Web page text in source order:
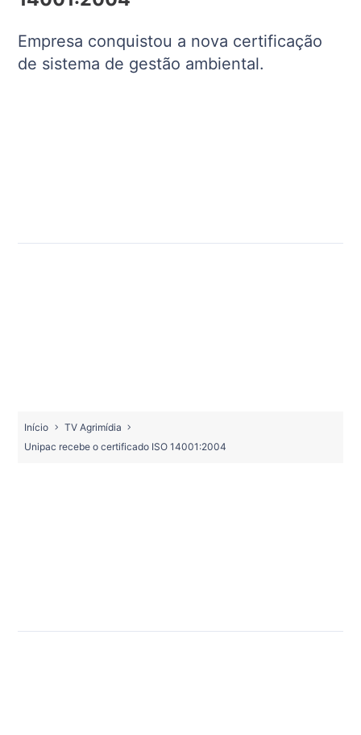
Empresa conquistou a nova certificação
de sistema de gestão ambiental.
Início
TV Agrimídia
Unipac recebe o certificado ISO 14001:2004